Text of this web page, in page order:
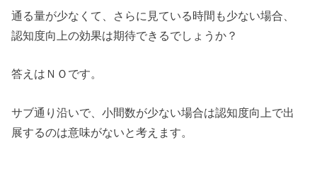
通る量が少なくて、さらに見ている時間も少ない場合、
認知度向上の効果は期待できるでしょうか？
答えはＮＯです。
サブ通り沿いで、小間数が少ない場合は認知度向上で出
展するのは意味がないと考えます。